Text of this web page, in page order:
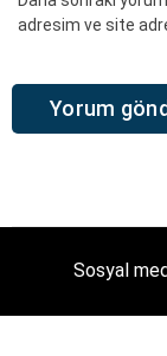
adresim ve site
Sosyal